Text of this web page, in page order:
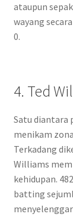
ataupun
wayang
0.
4. Ted
Satu diantara
menikam
Terkadang
Williams
kehidupan.
batting